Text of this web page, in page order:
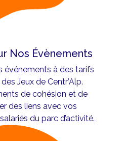
Nos Évènements
événements à des tarifs
Jeux de Centr’Alp.
de cohésion et de
des liens avec vos
du parc d’activité.